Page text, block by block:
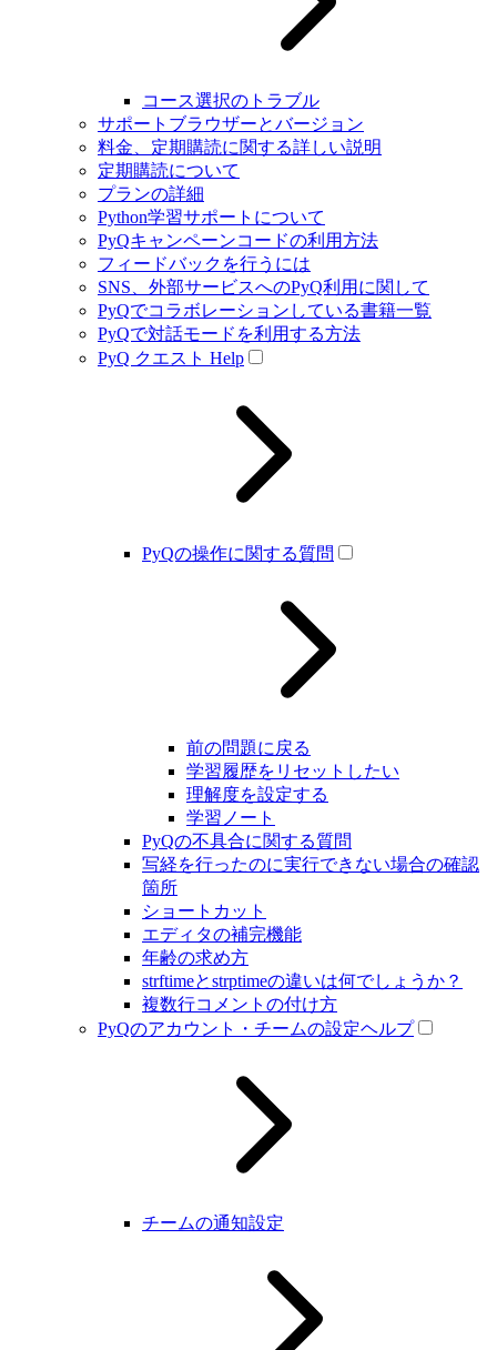
コース選択のトラブル
サポートブラウザーとバージョン
料金、定期購読に関する詳しい説明
定期購読について
プランの詳細
Python学習サポートについて
PyQキャンペーンコードの利用方法
フィードバックを行うには
SNS、外部サービスへのPyQ利用に関して
PyQでコラボレーションしている書籍一覧
PyQで対話モードを利用する方法
PyQ クエスト Help
PyQの操作に関する質問
前の問題に戻る
学習履歴をリセットしたい
理解度を設定する
学習ノート
PyQの不具合に関する質問
写経を行ったのに実行できない場合の確認
箇所
ショートカット
エディタの補完機能
年齢の求め方
strftimeとstrptimeの違いは何でしょうか？
複数行コメントの付け方
PyQのアカウント・チームの設定ヘルプ
チームの通知設定